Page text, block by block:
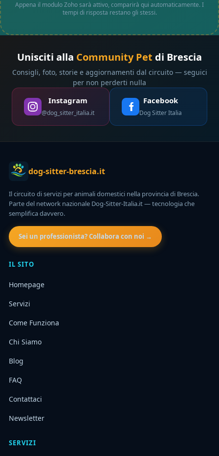
Appena il modulo Zoho sarà attivo, comparirà qui automaticamente. I
tempi di risposta restano gli stessi.
Unisciti alla Community Pet di Brescia
Consigli, foto, storie e aggiornamenti dal circuito — seguici
per non perderti nulla
Instagram
@dog_sitter_italia.it
Facebook
Dog Sitter Italia
dog-sitter-brescia.it
Il circuito di servizi per animali domestici nella provincia di Brescia.
Parte del network nazionale Dog-Sitter-Italia.it — tecnologia che
semplifica davvero.
Sei un professionista? Collabora con noi →
IL SITO
Homepage
Servizi
Come Funziona
Chi Siamo
Blog
FAQ
Contattaci
Newsletter
SERVIZI